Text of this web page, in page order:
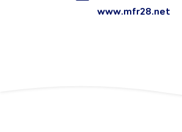
www.mfr28.net